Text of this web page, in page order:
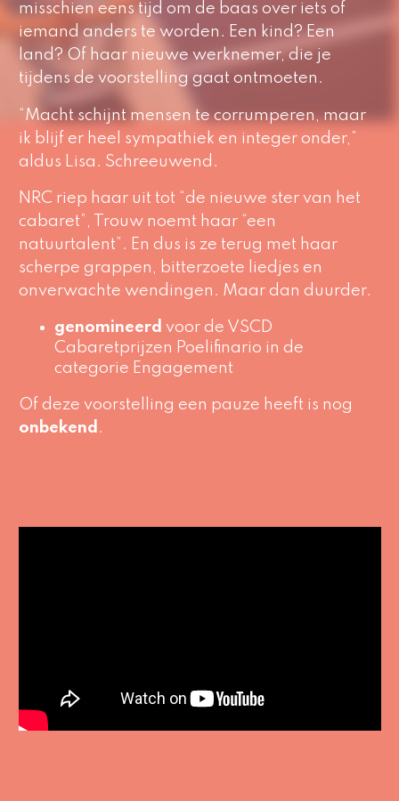
misschien eens tijd om de baas over iets of
iemand anders te worden. Een kind? Een
land? Of haar nieuwe werknemer, die je
tijdens de voorstelling gaat ontmoeten.
“Macht schijnt mensen te corrumperen, maar
ik blijf er heel sympathiek en integer onder,”
aldus Lisa. Schreeuwend.
NRC riep haar uit tot “de nieuwe ster van het
cabaret”, Trouw noemt haar “een
natuurtalent”. En dus is ze terug met haar
scherpe grappen, bitterzoete liedjes en
onverwachte wendingen. Maar dan duurder.
genomineerd voor de VSCD
Cabaretprijzen Poelifinario in de
categorie Engagement
Of deze voorstelling een pauze heeft is nog
onbekend .